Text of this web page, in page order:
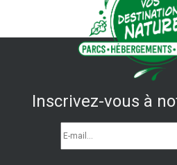
Inscrivez-vous à